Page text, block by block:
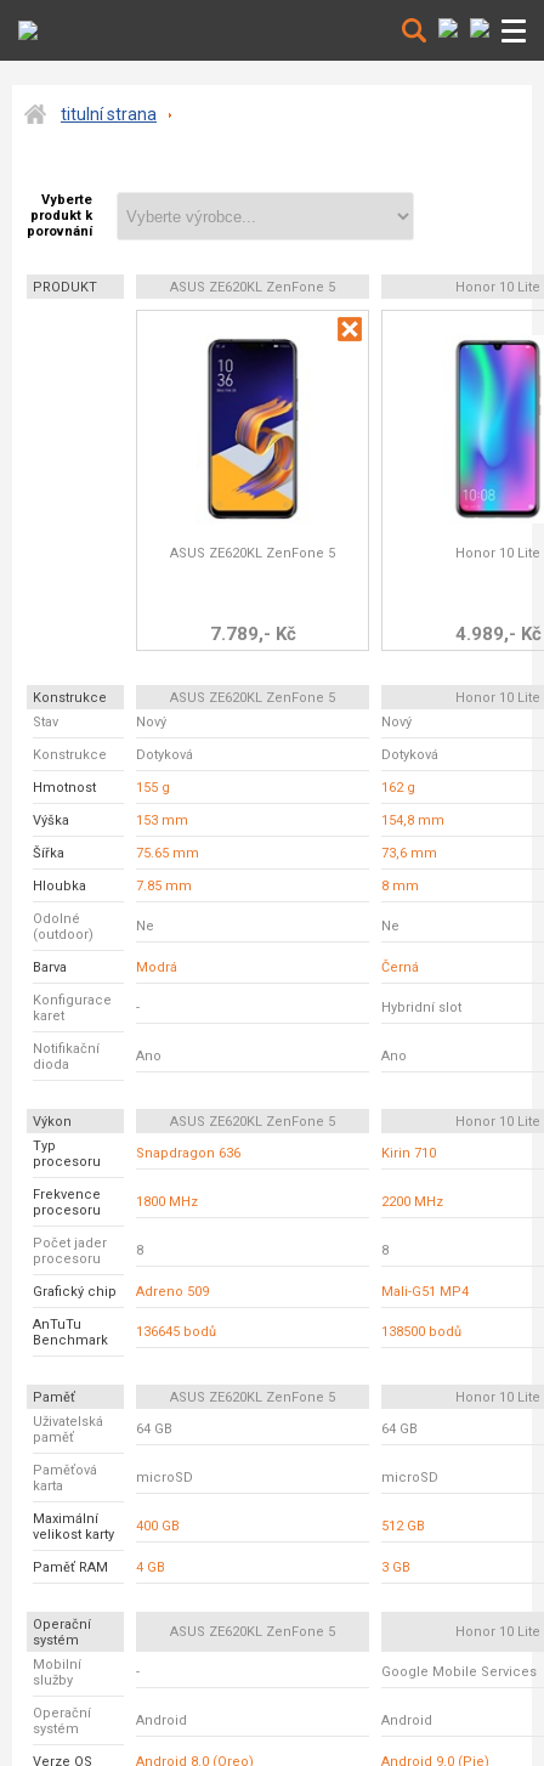
titulní strana
Vyberte
produkt k
porovnání
PRODUKT ASUS ZE620KL ZenFone 5 Honor 10 Lite
ASUS ZE620KL ZenFone 5
7.789,- Kč
Honor 10 Lite
4.989,- Kč
Konstrukce ASUS ZE620KL ZenFone 5
Honor 10 Lite
Stav
Nový Nový
Konstrukce Dotyková Dotyková
Hmotnost 155 g 162 g
Výška 153 mm 154,8 mm
Šířka 75.65 mm 73,6 mm
Hloubka 7.85 mm 8 mm
Odolné
(outdoor)
Ne Ne
Barva Modrá Černá
Konfigurace
karet
- Hybridní slot
Notifikační
dioda
Ano Ano
Výkon ASUS ZE620KL ZenFone 5
Honor 10 Lite
Typ
procesoru
Snapdragon 636 Kirin 710
Frekvence
procesoru
1800 MHz 2200 MHz
Počet jader
procesoru
8 8
Grafický chip Adreno 509 Mali-G51 MP4
AnTuTu
Benchmark
136645 bodů 138500 bodů
Paměť ASUS ZE620KL ZenFone 5
Honor 10 Lite
Uživatelská
paměť
64 GB 64 GB
Paměťová
karta
microSD microSD
Maximální
velikost karty
400 GB 512 GB
Paměť RAM 4 GB 3 GB
Operační
systém
ASUS ZE620KL ZenFone 5 Honor 10 Lite
Mobilní
služby
- Google Mobile Services
Operační
systém
Android Android
Verze OS Android 8.0 (Oreo) Android 9.0 (Pie)